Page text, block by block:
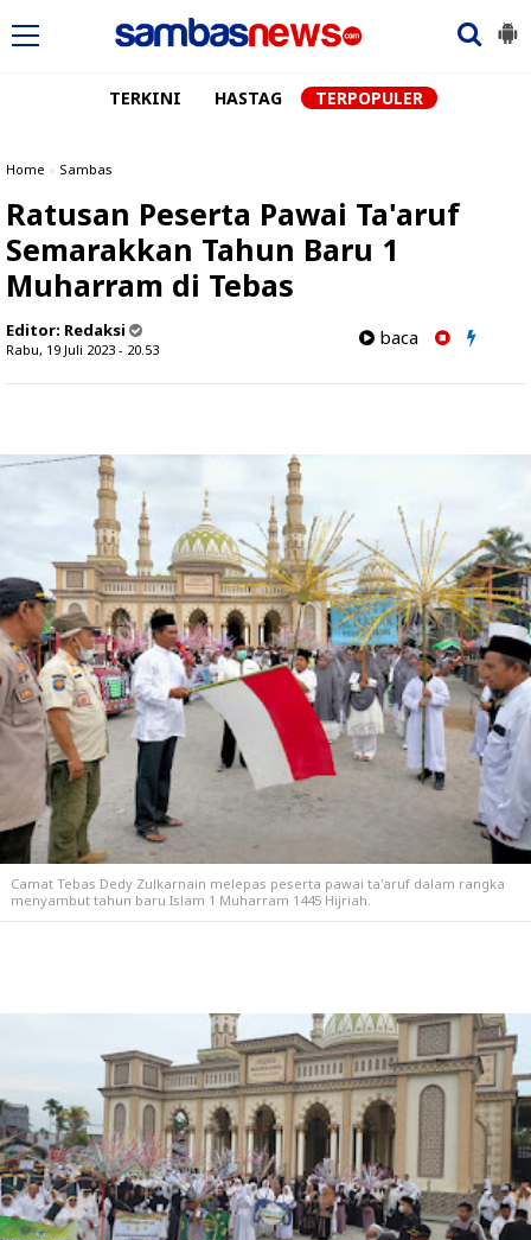
TERKINI HASTAG TERPOPULER
Home » Sambas
Ratusan Peserta Pawai Ta'aruf
Semarakkan Tahun Baru 1
Muharram di Tebas
Editor: Redaksi
Rabu, 19 Juli 2023 - 20.53
baca
Camat Tebas Dedy Zulkarnain melepas peserta pawai ta'aruf dalam rangka
menyambut tahun baru Islam 1 Muharram 1445 Hijriah.